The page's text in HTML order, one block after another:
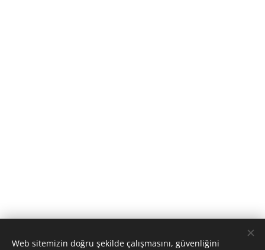
Web sitemizin doğru şekilde çalışmasını, güvenliğini